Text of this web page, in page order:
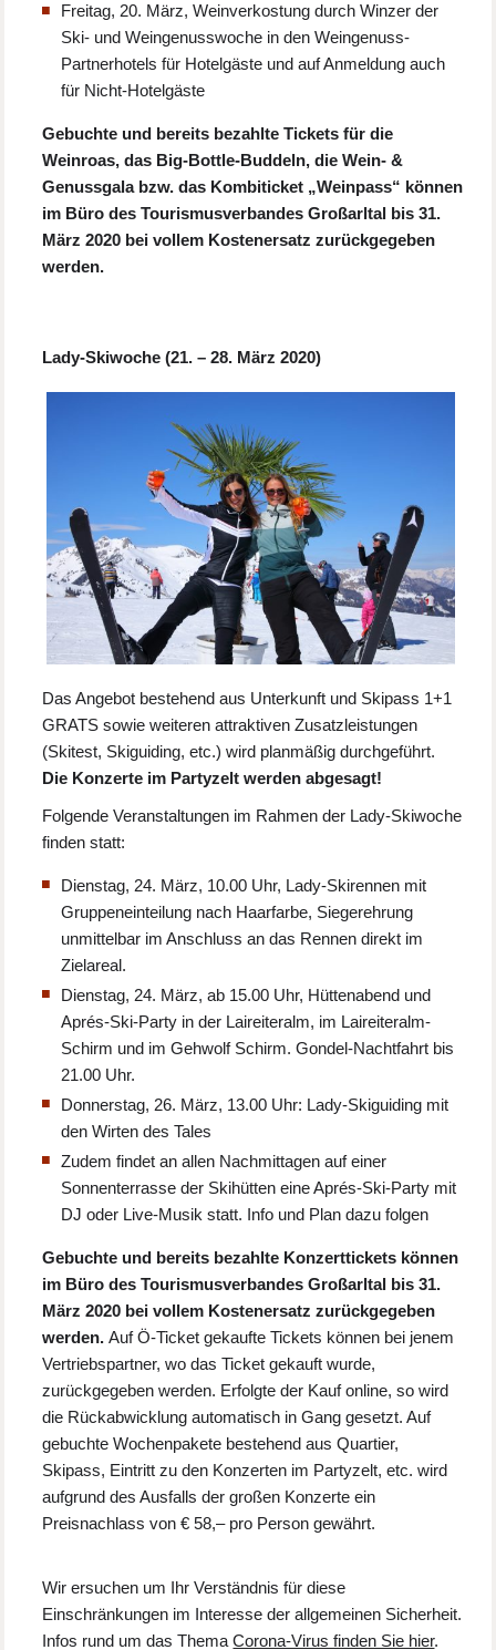
Freitag, 20. März, Weinverkostung durch Winzer der
Ski- und Weingenusswoche in den Weingenuss-
Partnerhotels für Hotelgäste und auf Anmeldung auch
für Nicht-Hotelgäste
Gebuchte und bereits bezahlte Tickets für die
Weinroas, das Big-Bottle-Buddeln, die Wein- &
Genussgala bzw. das Kombiticket „Weinpass“ können
im Büro des Tourismusverbandes Großarltal bis 31.
März 2020 bei vollem Kostenersatz zurückgegeben
werden.
Lady-Skiwoche (21. – 28. März 2020)
Das Angebot bestehend aus Unterkunft und Skipass 1+1
GRATS sowie weiteren attraktiven Zusatzleistungen
(Skitest, Skiguiding, etc.) wird planmäßig durchgeführt.
Die Konzerte im Partyzelt werden abgesagt!
Folgende Veranstaltungen im Rahmen der Lady-Skiwoche
finden statt:
Dienstag, 24. März, 10.00 Uhr, Lady-Skirennen mit
Gruppeneinteilung nach Haarfarbe, Siegerehrung
unmittelbar im Anschluss an das Rennen direkt im
Zielareal.
Dienstag, 24. März, ab 15.00 Uhr, Hüttenabend und
Aprés-Ski-Party in der Laireiteralm, im Laireiteralm-
Schirm und im Gehwolf Schirm. Gondel-Nachtfahrt bis
21.00 Uhr.
Donnerstag, 26. März, 13.00 Uhr: Lady-Skiguiding mit
den Wirten des Tales
Zudem findet an allen Nachmittagen auf einer
Sonnenterrasse der Skihütten eine Aprés-Ski-Party mit
DJ oder Live-Musik statt. Info und Plan dazu folgen
Gebuchte und bereits bezahlte Konzerttickets können
im Büro des Tourismusverbandes Großarltal bis 31.
März 2020 bei vollem Kostenersatz zurückgegeben
werden.Auf Ö-Ticket gekaufte Tickets können bei jenem
Vertriebspartner, wo das Ticket gekauft wurde,
zurückgegeben werden. Erfolgte der Kauf online, so wird
die Rückabwicklung automatisch in Gang gesetzt. Auf
gebuchte Wochenpakete bestehend aus Quartier,
Skipass, Eintritt zu den Konzerten im Partyzelt, etc. wird
aufgrund des Ausfalls der großen Konzerte ein
Preisnachlass von € 58,– pro Person gewährt.
Wir ersuchen um Ihr Verständnis für diese
Einschränkungen im Interesse der allgemeinen Sicherheit.
Infos rund um das ThemaCorona-Virus finden Sie hier.